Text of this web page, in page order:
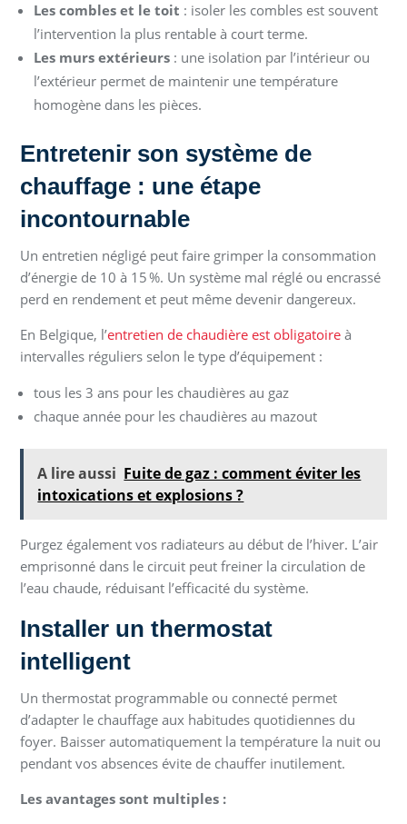
Les combles et le toit : isoler les combles est souvent
l’intervention la plus rentable à court terme.
Les murs extérieurs : une isolation par l’intérieur ou
l’extérieur permet de maintenir une température
homogène dans les pièces.
Entretenir son système de
chauffage : une étape
incontournable
Un entretien négligé peut faire grimper la consommation
d’énergie de 10 à 15 %. Un système mal réglé ou encrassé
perd en rendement et peut même devenir dangereux.
En Belgique, l’entretien de chaudière est obligatoire à
intervalles réguliers selon le type d’équipement :
tous les 3 ans pour les chaudières au gaz
chaque année pour les chaudières au mazout
A lire aussi Fuite de gaz : comment éviter les
intoxications et explosions ?
Purgez également vos radiateurs au début de l’hiver. L’air
emprisonné dans le circuit peut freiner la circulation de
l’eau chaude, réduisant l’efficacité du système.
Installer un thermostat
intelligent
Un thermostat programmable ou connecté permet
d’adapter le chauffage aux habitudes quotidiennes du
foyer. Baisser automatiquement la température la nuit ou
pendant vos absences évite de chauffer inutilement.
Les avantages sont multiples :